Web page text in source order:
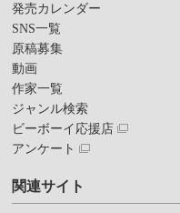
発売カレンダー
SNS一覧
原稿募集
動画
作家一覧
ジャンル検索
ビーボーイ応援店
アンケート
関連サイト